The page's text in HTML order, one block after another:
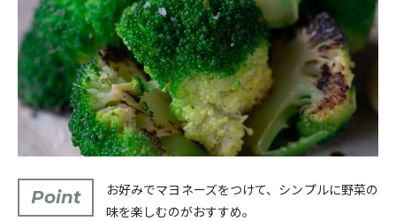
Point
お好みでマヨネーズをつけて、シンプルに野菜の
味を楽しむのがおすすめ。